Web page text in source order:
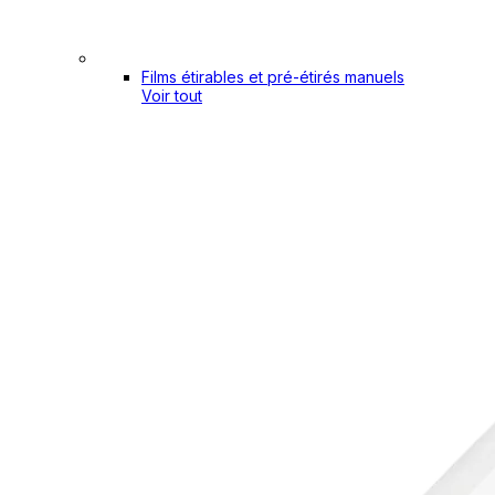
Films étirables et pré-étirés manuels
Voir tout